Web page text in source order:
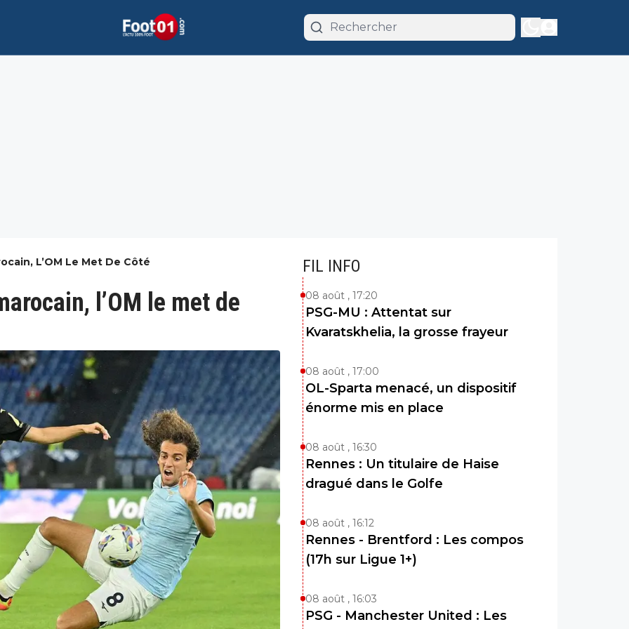
L’OM Le Met De Côté
l’OM le met de
FIL INFO
08 août , 17:20
PSG-MU : Attentat sur
Kvaratskhelia, la grosse frayeur
08 août , 17:00
OL-Sparta menacé, un dispositif
énorme mis en place
08 août , 16:30
Rennes : Un titulaire de Haise
dragué dans le Golfe
08 août , 16:12
Rennes - Brentford : Les compos
(17h sur Ligue 1+)
08 août , 16:03
PSG - Manchester United : Les